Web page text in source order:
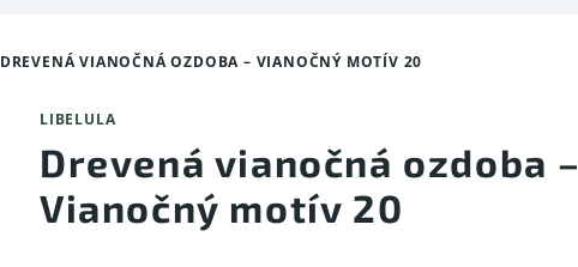
DREVENÁ VIANOČNÁ OZDOBA – VIANOČNÝ MOTÍV 20
LIBELULA
Drevená vianočná ozdoba –
Vianočný motív 20